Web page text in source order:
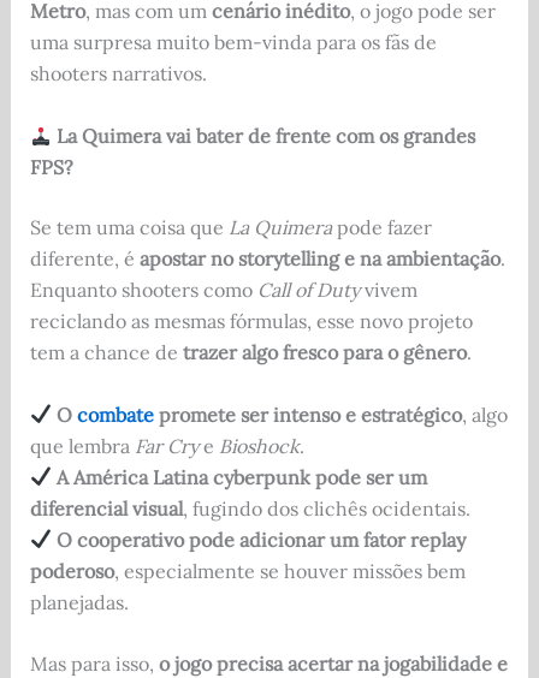
Metro, mas com um cenário inédito, o jogo pode ser
uma surpresa muito bem-vinda para os fãs de
shooters narrativos.
La Quimera vai bater de frente com os grandes
FPS?
Se tem uma coisa que La Quimerapode fazer
diferente, é apostar no storytelling e na ambientação.
Enquanto shooters como Call of Dutyvivem
reciclando as mesmas fórmulas, esse novo projeto
tem a chance de trazer algo fresco para o gênero.
O combatepromete ser intenso e estratégico, algo
que lembra Far Crye Bioshock.
A América Latina cyberpunk pode ser um
diferencial visual, fugindo dos clichês ocidentais.
O cooperativo pode adicionar um fator replay
poderoso, especialmente se houver missões bem
planejadas.
Mas para isso, o jogo precisa acertar na jogabilidade e